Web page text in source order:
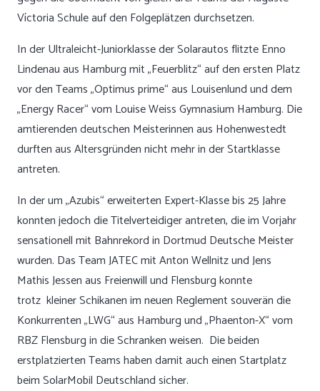
Víctoria Schule auf den Folgeplätzen durchsetzen.
In der Ultraleicht-Juniorklasse der Solarautos flitzte Enno
Lindenau aus Hamburg mit „Feuerblitz“ auf den ersten Platz
vor den Teams „Optimus prime“ aus Louisenlund und dem
„Energy Racer“ vom Louise Weiss Gymnasium Hamburg. Die
amtierenden deutschen Meisterinnen aus Hohenwestedt
durften aus Altersgründen nicht mehr in der Startklasse
antreten.
In der um „Azubis“ erweiterten Expert-Klasse bis 25 Jahre
konnten jedoch die Titelverteidiger antreten, die im Vorjahr
sensationell mit Bahnrekord in Dortmud Deutsche Meister
wurden. Das Team JATEC mit Anton Wellnitz und Jens
Mathis Jessen aus Freienwill und Flensburg konnte
trotz kleiner Schikanen im neuen Reglement souverän die
Konkurrenten „LWG“ aus Hamburg und „Phaenton-X“ vom
RBZ Flensburg in die Schranken weisen. Die beiden
erstplatzierten Teams haben damit auch einen Startplatz
beim SolarMobil Deutschland sicher.